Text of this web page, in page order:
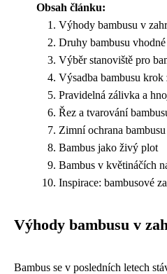
Obsah článku:
Výhody bambusu v
Druhy bambusu
Výběr stanoviště pro
Výsadba bambusu krok
Pravidelná zálivka a
Řez a tvarování
Zimní ochrana bambusu
Bambus jako živý plot
Bambus v květináčích
Inspirace: bambusové
Výhody bambusu v
Bambus se v posledních letech